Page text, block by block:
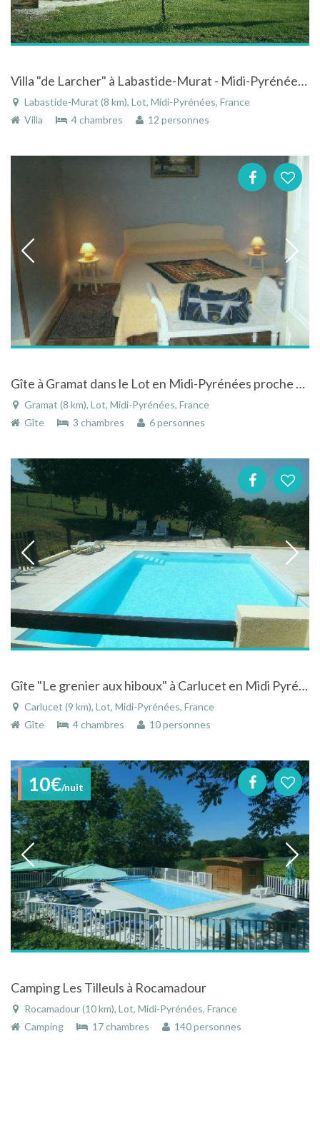
Villa "de Larcher" à Labastide-Murat - Midi-Pyrénées avec piscine
Labastide-Murat (8 km), Lot, Midi-Pyrénées, France
Villa
4 chambres 12 personnes
Gîte à Gramat dans le Lot en Midi-Pyrénées proche de tous commerces
Gramat (8 km), Lot, Midi-Pyrénées, France
Gîte
3 chambres 6 personnes
Gîte "Le grenier aux hiboux" à Carlucet en Midi Pyrénées avec piscine proche de Rocamadour
Carlucet (9 km), Lot, Midi-Pyrénées, France
Gîte
4 chambres 10 personnes
10€/nuit
Camping Les Tilleuls à Rocamadour
Rocamadour (10 km), Lot, Midi-Pyrénées, France
Camping
17 chambres 140 personnes